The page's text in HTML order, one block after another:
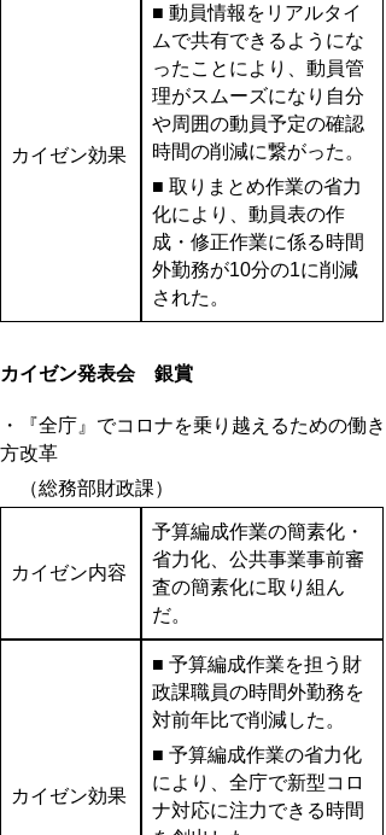
カイゼン効果
■ 動員情報をリアルタイ
ムで共有できるようにな
ったことにより、動員管
理がスムーズになり自分
や周囲の動員予定の確認
時間の削減に繋がった。
■ 取りまとめ作業の省力
化により、動員表の作
成・修正作業に係る時間
外勤務が10分の1に削減
された。
カイゼン発表会 銀賞
・『全庁』でコロナを乗り越えるための働き
方改革
（総務部財政課）
カイゼン内容
予算編成作業の簡素化・
省力化、公共事業事前審
査の簡素化に取り組ん
だ。
カイゼン効果
■ 予算編成作業を担う財
政課職員の時間外勤務を
対前年比で削減した。
■ 予算編成作業の省力化
により、全庁で新型コロ
ナ対応に注力できる時間